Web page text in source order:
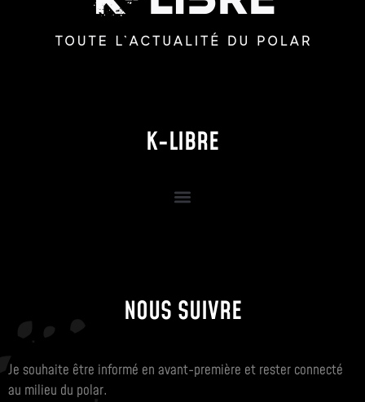
K-LIBRE
NOUS SUIVRE
Je souhaite être informé en avant-première et rester connecté
au milieu du polar.